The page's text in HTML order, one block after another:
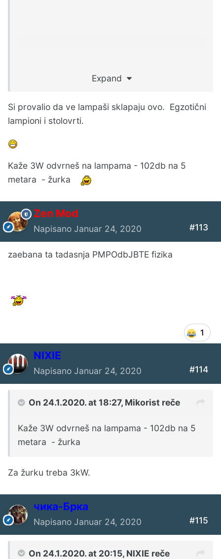
Expand
Si provalio da ve lampaši sklapaju ovo. Egzotični
lampioni i stolovrti.
Kaže 3W odvrneš na lampama - 102db na 5
metara - žurka
Zen Mod
Napisano Januar 24, 2020 #113
zaebana ta tadasnja PMPOdbJBTE fizika
1
NIXIE
Napisano Januar 24, 2020 #114
On 24.1.2020. at 18:27, Mikorist reče
Kaže 3W odvrneš na lampama - 102db na 5
metara - žurka
Za žurku treba 3kW.
чика-Брка
Napisano Januar 24, 2020 #115
On 24.1.2020. at 20:15, NIXIE reče